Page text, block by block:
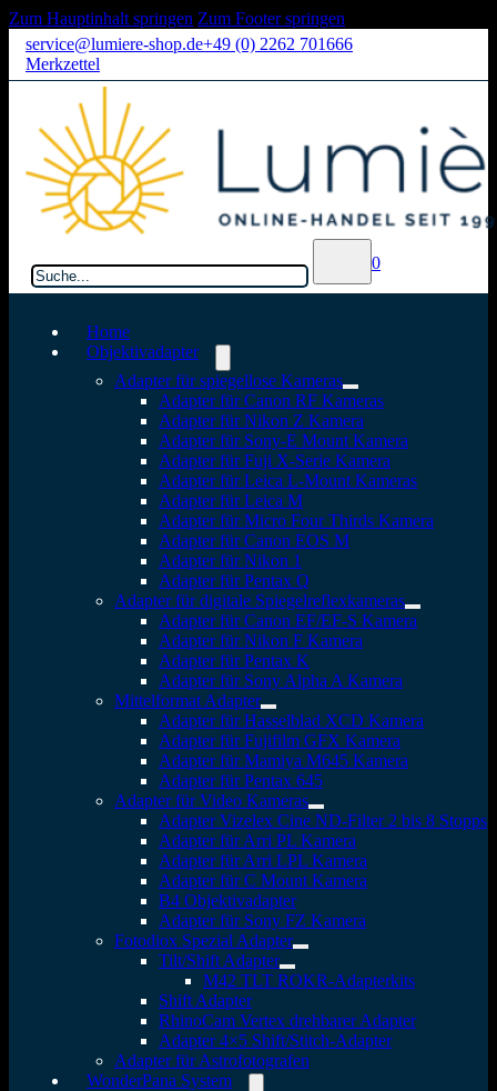
Zum Hauptinhalt springen Zum Footer springen
service@lumiere-shop.de+49 (0) 2262 701666
Merkzettel
0
Home
Objektivadapter
Adapter für spiegellose Kameras
Adapter für Canon RF Kameras
Adapter für Nikon Z Kamera
Adapter für Sony-E Mount Kamera
Adapter für Fuji X-Serie Kamera
Adapter für Leica L-Mount Kameras
Adapter für Leica M
Adapter für Micro Four Thirds Kamera
Adapter für Canon EOS M
Adapter für Nikon 1
Adapter für Pentax Q
Adapter für digitale Spiegelreflexkameras
Adapter für Canon EF/EF-S Kamera
Adapter für Nikon F Kamera
Adapter für Pentax K
Adapter für Sony Alpha A Kamera
Mittelformat Adapter
Adapter für Hasselblad XCD Kamera
Adapter für Fujifilm GFX Kamera
Adapter für Mamiya M645 Kamera
Adapter für Pentax 645
Adapter für Video Kameras
Adapter Vizelex Cine ND-Filter 2 bis 8 Stopps
Adapter für Arri PL Kamera
Adapter für Arri LPL Kamera
Adapter für C Mount Kamera
B4 Objektivadapter
Adapter für Sony FZ Kamera
Fotodiox Spezial Adapter
Tilt/Shift Adapter
M42 TLT ROKR-Adapterkits
Shift Adapter
RhinoCam Vertex drehbarer Adapter
Adapter 4×5 Shift/Stitch-Adapter
Adapter für Astrofotografen
WonderPana System